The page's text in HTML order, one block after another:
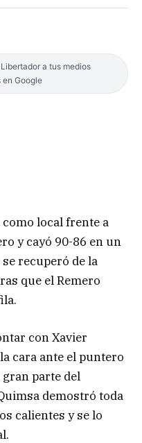
a tus medios
en Google
local frente a
y cayó 90-86 en un
recuperó de la
que el Remero
con Xavier
cara ante el puntero
parte del
demostró toda
calientes y se lo